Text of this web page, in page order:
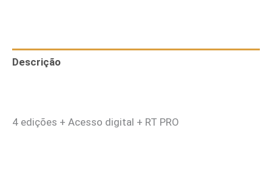
Descrição
4 edições + Acesso digital + RT PRO